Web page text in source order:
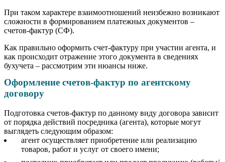
При таком характере взаимоотношений неизбежно возникают
сложности в формированием платежных документов –
счетов-фактур (СФ).
Как правильно оформить счет-фактуру при участии агента, и
как происходит отражение этого документа в сведениях
бухучета – рассмотрим эти нюансы ниже.
Оформление счетов-фактур по агентскому
договору
Подготовка счетов-фактур по данному виду договора зависит
от порядка действий посредника (агента), которые могут
выглядеть следующим образом:
агент осуществляет приобретение или реализацию
товаров, работ и услуг от своего имени;